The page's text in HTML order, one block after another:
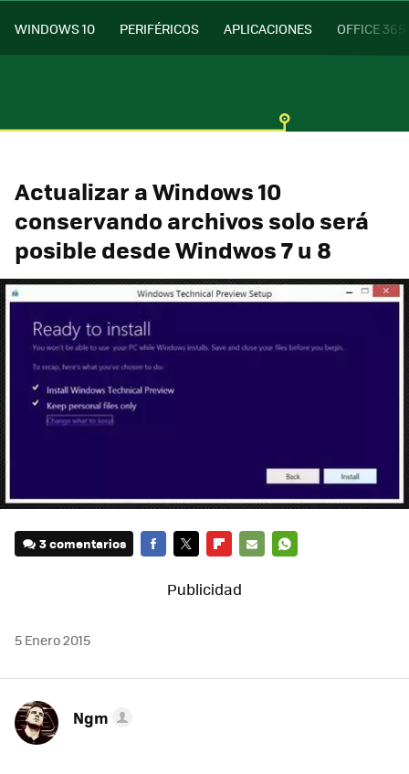
WINDOWS 10 PERIFÉRICOS APLICACIONES OFFICE 365
Actualizar a Windows 10
conservando archivos solo será
posible desde Windwos 7 u 8
3 comentarios
MAIL
5 Enero 2015
Ngm